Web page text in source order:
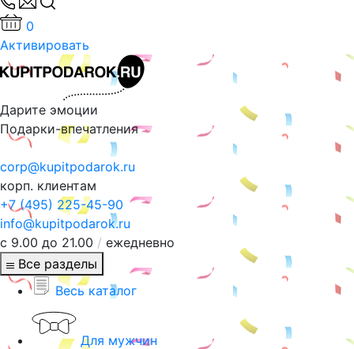
0
Активировать
Дарите эмоции
Подарки-впечатления
corp@kupitpodarok.ru
корп. клиентам
+7 (495) 225-45-90
info@kupitpodarok.ru
с 9.00 до 21.00 / ежедневно
Все разделы
Весь каталог
Для мужчин